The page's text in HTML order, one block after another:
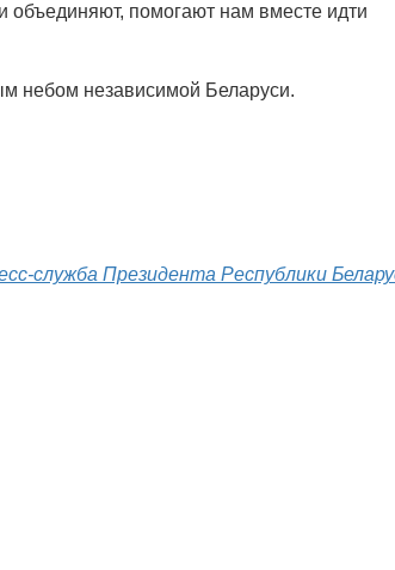
помогают нам вместе идти
небом независимой Беларуси.
служба Президента Республики